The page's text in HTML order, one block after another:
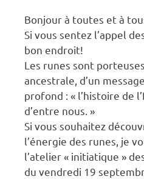
Bonjour à toutes et à
Si vous sentez l’appel
bon endroit!
Les runes sont
ancestrale, d’un
profond : « l’histoire de
d’entre nous. »
Si vous souhaitez
l’énergie des runes, je
l’atelier « initiatique »
du vendredi 19